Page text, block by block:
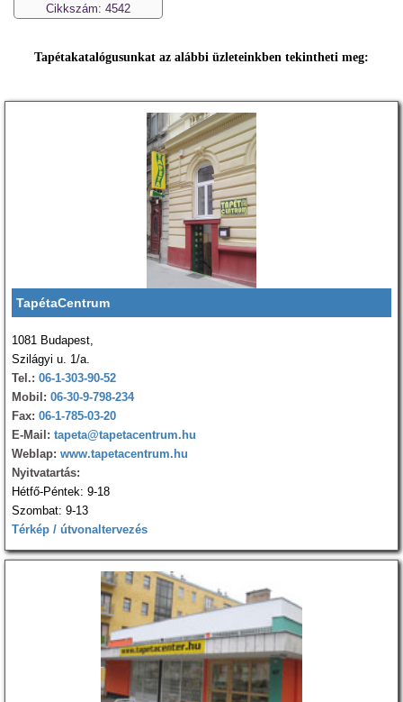
Cikkszám: 4542
Tapétakatalógusunkat az alábbi üzleteinkben tekintheti meg:
TapétaCentrum
1081 Budapest,
Szilágyi u. 1/a.
Tel.: 06-1-303-90-52
Mobil: 06-30-9-798-234
Fax: 06-1-785-03-20
E-Mail: tapeta@tapetacentrum.hu
Weblap: www.tapetacentrum.hu
Nyitvatartás:
Hétfő-Péntek: 9-18
Szombat: 9-13
Térkép / útvonaltervezés